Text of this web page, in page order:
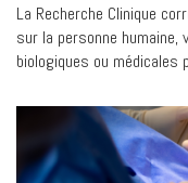
La Recherche Clinique
sur la personne
biologiques ou médicales